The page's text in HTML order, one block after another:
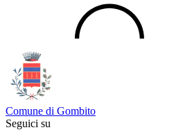
Comune di Gombito
Seguici su